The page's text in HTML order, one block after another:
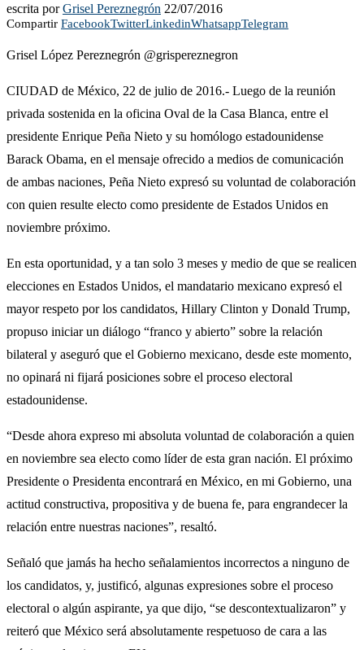
escrita porGrisel Pereznegrón 22/07/2016
Compartir FacebookTwitterLinkedinWhatsappTelegram
Grisel López Pereznegrón @grispereznegron
CIUDAD de México, 22 de julio de 2016.- Luego de la reunión
privada sostenida en la oficina Oval de la Casa Blanca, entre el
presidente Enrique Peña Nieto y su homólogo estadounidense
Barack Obama, en el mensaje ofrecido a medios de comunicación
de ambas naciones, Peña Nieto expresó su voluntad de colaboración
con quien resulte electo como presidente de Estados Unidos en
noviembre próximo.
En esta oportunidad, y a tan solo 3 meses y medio de que se realicen
elecciones en Estados Unidos, el mandatario mexicano expresó el
mayor respeto por los candidatos, Hillary Clinton y Donald Trump,
propuso iniciar un diálogo “franco y abierto” sobre la relación
bilateral y aseguró que el Gobierno mexicano, desde este momento,
no opinará ni fijará posiciones sobre el proceso electoral
estadounidense.
“Desde ahora expreso mi absoluta voluntad de colaboración a quien
en noviembre sea electo como líder de esta gran nación. El próximo
Presidente o Presidenta encontrará en México, en mi Gobierno, una
actitud constructiva, propositiva y de buena fe, para engrandecer la
relación entre nuestras naciones”, resaltó.
Señaló que jamás ha hecho señalamientos incorrectos a ninguno de
los candidatos, y, justificó, algunas expresiones sobre el proceso
electoral o algún aspirante, ya que dijo, “se descontextualizaron” y
reiteró que México será absolutamente respetuoso de cara a las